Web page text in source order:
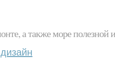
а также море
дизайн